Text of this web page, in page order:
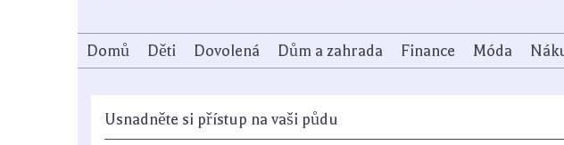
Domů Děti Dovolená Dům a zahrada Finance Móda
Usnadněte si přístup na vaši půdu